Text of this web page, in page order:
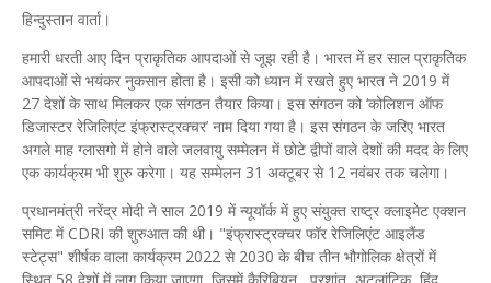
हिन्दुस्तान वार्ता।
हमारी धरती आए दिन प्राकृतिक आपदाओं से जूझ रही है। भारत में हर साल प्राकृतिक
आपदाओं से भयंकर नुकसान होता है। इसी को ध्यान में रखते हुए भारत ने 2019 में
27 देशों के साथ मिलकर एक संगठन तैयार किया। इस संगठन को ‘कोलिशन ऑफ
डिजास्टर रेजिलिएंट इंफ्रास्ट्रक्चर’ नाम दिया गया है। इस संगठन के जरिए भारत
अगले माह ग्लासगो में होने वाले जलवायु सम्मेलन में छोटे द्वीपों वाले देशों की मदद के लिए
एक कार्यक्रम भी शुरु करेगा। यह सम्मेलन 31 अक्टूबर से 12 नवंबर तक चलेगा।
प्रधानमंत्री नरेंद्र मोदी ने साल 2019 में न्यूयॉर्क में हुए संयुक्त राष्ट्र क्लाइमेट एक्शन
समिट में CDRI की शुरुआत की थी। "इंफ्रास्ट्रक्चर फॉर रेजिलिएंट आइलैंड
स्टेट्स" शीर्षक वाला कार्यक्रम 2022 से 2030 के बीच तीन भौगोलिक क्षेत्रों में